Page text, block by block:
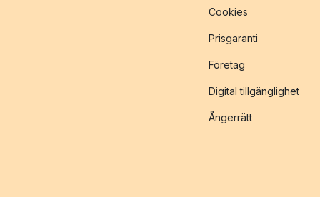
Cookies
Prisgaranti
Företag
Digital tillgänglighet
Ångerrätt